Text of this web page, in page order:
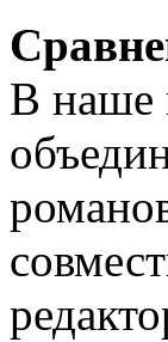
В наше